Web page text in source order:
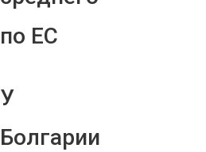
по ЕС
У
Болгарии